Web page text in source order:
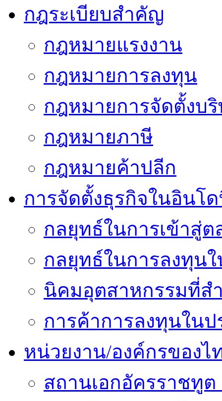
กฎระเบียบสำคัญ
กฎหมายแรงงาน
กฎหมายการลงทุน
กฎหมายการจัดตั้งบ
กฎหมายภาษี
กฎหมายค้าปลีก
การจัดตั้งธุรกิจในอินโ
กลยุทธ์ในการเข้าสู่
กลยุทธ์ในการลงทุน
นิคมอุตสาหกรรมที่ส
การค้าการลงทุนในป
หน่วยงาน/องค์กรของไ
สถานเอกอัครราชทู